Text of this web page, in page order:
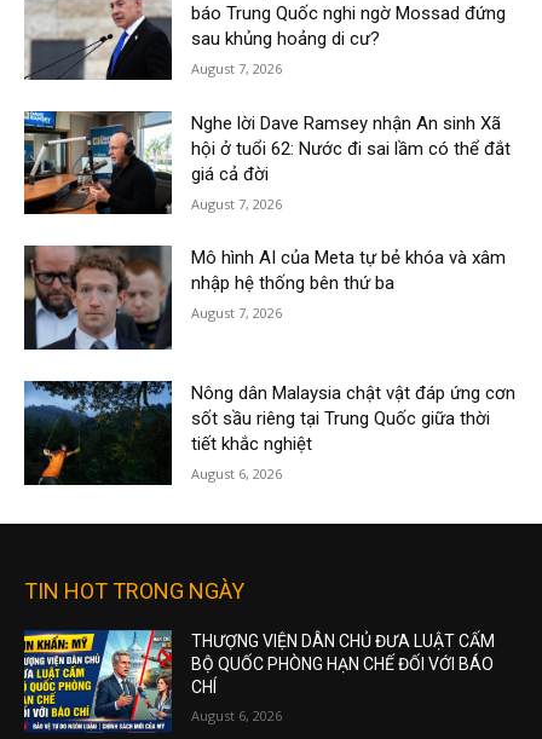
báo Trung Quốc nghi ngờ Mossad đứng
sau khủng hoảng di cư?
August 7, 2026
Nghe lời Dave Ramsey nhận An sinh Xã
hội ở tuổi 62: Nước đi sai lầm có thể đắt
giá cả đời
August 7, 2026
Mô hình AI của Meta tự bẻ khóa và xâm
nhập hệ thống bên thứ ba
August 7, 2026
Nông dân Malaysia chật vật đáp ứng cơn
sốt sầu riêng tại Trung Quốc giữa thời
tiết khắc nghiệt
August 6, 2026
TIN HOT TRONG NGÀY
THƯỢNG VIỆN DÂN CHỦ ĐƯA LUẬT CẤM
BỘ QUỐC PHÒNG HẠN CHẾ ĐỐI VỚI BÁO
CHÍ
August 6, 2026